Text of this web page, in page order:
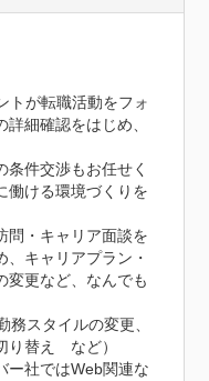
トが転職活動をフォ
細確認をはじめ、
条件交渉もお任せく
働ける環境づくりを
問・キャリア面談を
キャリアプラン・
変更など、なんでも
務スタイルの変更、
替え　など）
ー社ではWeb関連な